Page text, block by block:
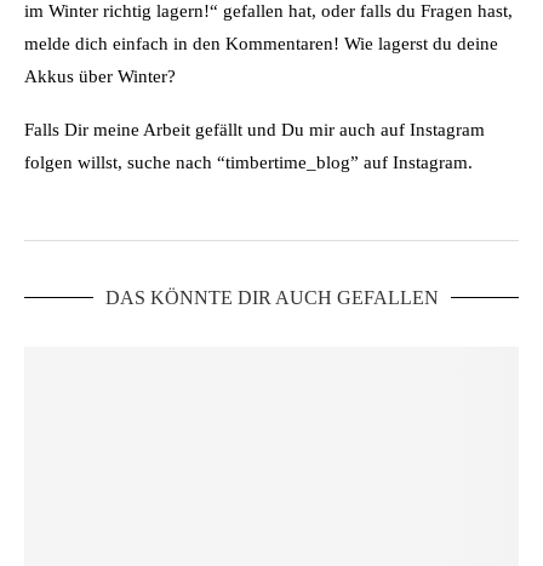
im Winter richtig lagern!“ gefallen hat, oder falls du Fragen hast,
melde dich einfach in den Kommentaren! Wie lagerst du deine
Akkus über Winter?
Falls Dir meine Arbeit gefällt und Du mir auch auf Instagram
folgen willst, suche nach “timbertime_blog” auf Instagram.
DAS KÖNNTE DIR AUCH GEFALLEN